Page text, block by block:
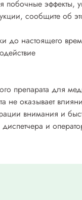
побочные
сообщите об
до настоящего
препарата для
не оказывает
внимания и
и